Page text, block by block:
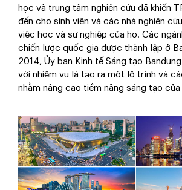
học và trung tâm nghiên cứu đã khiến
đến cho sinh viên và các nhà nghiên
việc học và sự nghiệp của họ. Các
chiến lược quốc gia được thành lập ở
2014, Ủy ban Kinh tế Sáng tạo
với nhiệm vụ là tạo ra một lộ trình và
nhằm nâng cao tiềm năng sáng tạo của